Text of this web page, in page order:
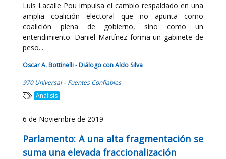
Luis Lacalle Pou impulsa el cambio respaldado en una
amplia coalición electoral que no apunta como
coalición plena de gobierno, sino como un
entendimiento. Daniel Martínez forma un gabinete de
peso...
Oscar A. Bottinelli - Diálogo con Aldo Silva
970 Universal – Fuentes Confiables
Análisis
6 de Noviembre de 2019
Parlamento: A una alta fragmentación se
suma una elevada fraccionalización